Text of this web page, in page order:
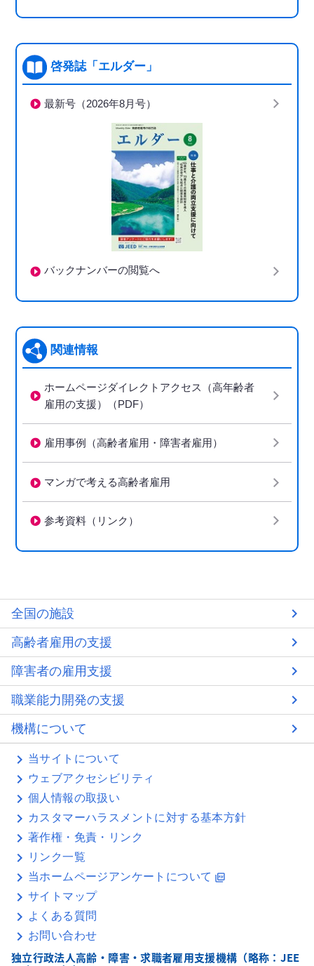
啓発誌「エルダー」
最新号（2026年8月号）
バックナンバーの閲覧へ
関連情報
ホームページダイレクトアクセス（高年齢者
雇用の支援）（PDF）
雇用事例（高齢者雇用・障害者雇用）
マンガで考える高齢者雇用
参考資料（リンク）
全国の施設
高齢者雇用の支援
障害者の雇用支援
職業能力開発の支援
機構について
当サイトについて
ウェブアクセシビリティ
個人情報の取扱い
カスタマーハラスメントに対する基本方針
著作権・免責・リンク
リンク一覧
当ホームページアンケートについて picture_as_pdf
サイトマップ
よくある質問
お問い合わせ
独立行政法人高齢・障害・求職者雇用支援機構（略称：JEE